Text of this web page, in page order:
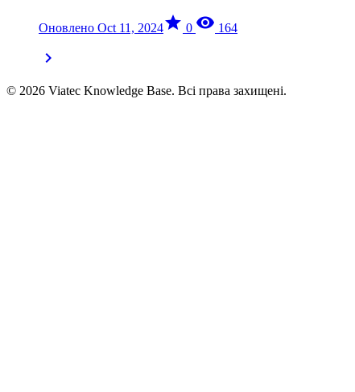
Оновлено Oct 11, 2024star 0 visibility 164
chevron_right
© 2026 Viatec Knowledge Base. Всі права захищені.